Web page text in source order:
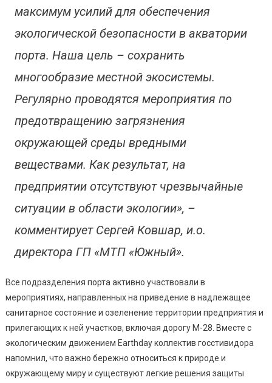
максимум усилий для обеспечения
экологической безопасности в акватории
порта. Наша цель – сохранить
многообразие местной экосистемы.
Регулярно проводятся мероприятия по
предотвращению загрязнения
окружающей среды вредными
веществами. Как результат, на
предприятии отсутствуют чрезвычайные
ситуации в области экологии», –
комментирует Сергей Ковшар, и.о.
директора ГП «МТП «Южный».
Все подразделения порта активно участвовали в
мероприятиях, направленных на приведение в надлежащее
санитарное состояние и озеленение территории предприятия и
прилегающих к ней участков, включая дорогу М-28. Вместе с
экологическим движением Earthday коллектив госстивидора
напомнил, что важно бережно относиться к природе и
окружающему миру и существуют легкие решения защиты